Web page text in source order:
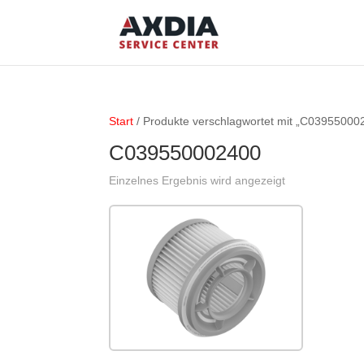
Start / Produkte verschlagwortet mit
C039550002400
Einzelnes Ergebnis wird angezeigt